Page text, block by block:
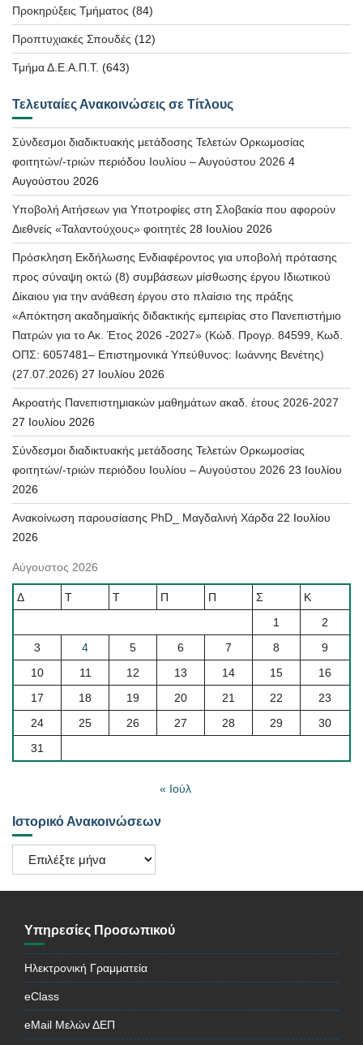
Προκηρύξεις Τμήματος (84)
Προπτυχιακές Σπουδές (12)
Τμήμα Δ.Ε.Α.Π.Τ. (643)
Τελευταίες Ανακοινώσεις σε Τίτλους
Σύνδεσμοι διαδικτυακής μετάδοσης Τελετών Ορκωμοσίας
φοιτητών/-τριών περιόδου Ιουλίου – Αυγούστου 2026 4
Αυγούστου 2026
Υποβολή Αιτήσεων για Υποτροφίες στη Σλοβακία που αφορούν
Διεθνείς «Ταλαντούχους» φοιτητές 28 Ιουλίου 2026
Πρόσκληση Εκδήλωσης Ενδιαφέροντος για υποβολή πρότασης
προς σύναψη οκτώ (8) συμβάσεων μίσθωσης έργου Ιδιωτικού
Δίκαιου για την ανάθεση έργου στο πλαίσιο της πράξης
«Απόκτηση ακαδημαϊκής διδακτικής εμπειρίας στο Πανεπιστήμιο
Πατρών για το Ακ. Έτος 2026 -2027» (Κώδ. Προγρ. 84599, Κωδ.
ΟΠΣ: 6057481– Επιστημονικά Υπεύθυνος: Ιωάννης Βενέτης)
(27.07.2026) 27 Ιουλίου 2026
Ακροατής Πανεπιστημιακών μαθημάτων ακαδ. έτους 2026-2027
27 Ιουλίου 2026
Σύνδεσμοι διαδικτυακής μετάδοσης Τελετών Ορκωμοσίας
φοιτητών/-τριών περιόδου Ιουλίου – Αυγούστου 2026 23 Ιουλίου
2026
Ανακοίνωση παρουσίασης PhD_ Μαγδαλινή Χάρδα 22 Ιουλίου
2026
Αύγουστος 2026
Δ Τ Τ Π Π Σ
Κ
1
2
3
4 5 6 7 8
9
10
11 12 13 14 15
16
17
18 19 20 21 22
23
24
25 26 27 28 29
30
31
« Ιούλ
Ιστορικό Ανακοινώσεων
Ιστορικό
Ανακοινώσεων
Υπηρεσίες Προσωπικού
Ηλεκτρονική Γραμματεία
eClass
eMail Μελών ΔΕΠ